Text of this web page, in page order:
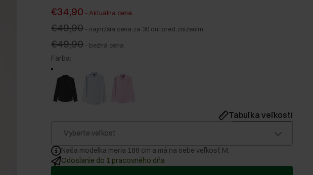
€34,90 - Aktuálna cena
€49,90 - najnižšia cena za 30 dní pred znížením
€49,90 - bežná cena
Farba:
Tabuľka veľkostí
Vyberte veľkosť
Naša modelka meria 188 cm a má na sebe veľkosť M.
Odoslanie do 1 pracovného dňa